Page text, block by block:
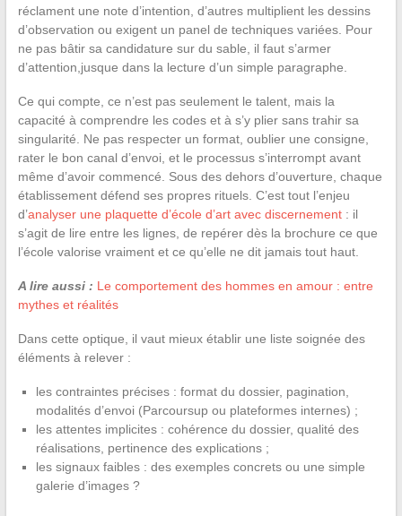
réclament une note d’intention, d’autres multiplient les dessins
d’observation ou exigent un panel de techniques variées. Pour
ne pas bâtir sa candidature sur du sable, il faut s’armer
d’attention,jusque dans la lecture d’un simple paragraphe.
Ce qui compte, ce n’est pas seulement le talent, mais la
capacité à comprendre les codes et à s’y plier sans trahir sa
singularité. Ne pas respecter un format, oublier une consigne,
rater le bon canal d’envoi, et le processus s’interrompt avant
même d’avoir commencé. Sous des dehors d’ouverture, chaque
établissement défend ses propres rituels. C’est tout l’enjeu
d’analyser une plaquette d’école d’art avec discernement: il
s’agit de lire entre les lignes, de repérer dès la brochure ce que
l’école valorise vraiment et ce qu’elle ne dit jamais tout haut.
A lire aussi : Le comportement des hommes en amour : entre
mythes et réalités
Dans cette optique, il vaut mieux établir une liste soignée des
éléments à relever :
les contraintes précises : format du dossier, pagination,
modalités d’envoi (Parcoursup ou plateformes internes) ;
les attentes implicites : cohérence du dossier, qualité des
réalisations, pertinence des explications ;
les signaux faibles : des exemples concrets ou une simple
galerie d’images ?